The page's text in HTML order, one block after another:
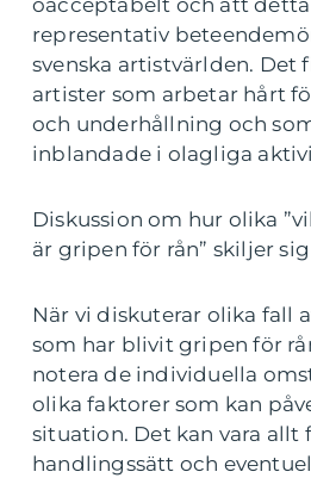
oacceptabelt och att detta
representativ
svenska artistvärlden. Det
artister som arbetar hårt
och underhållning och
inblandade i olagliga
Diskussion om hur olika
är gripen för rån” skiljer
När vi diskuterar olika fall
som har blivit gripen för
notera de individuella
olika faktorer som kan
situation. Det kan vara allt
handlingssätt och